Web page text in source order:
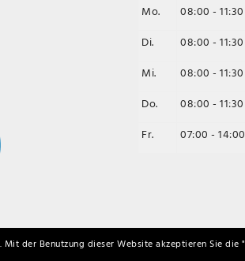
Mo. 08:00 - 11:30
Di.
08:00 - 11:30
Mi.
08:00 - 11:30
Do.
08:00 - 11:30
Fr.
07:00 - 14:00
der Benutzung dieser Website akzeptieren Sie die "